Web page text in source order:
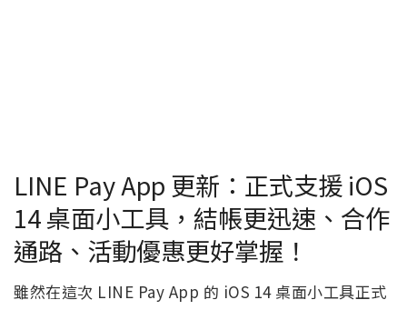
LINE Pay App 更新：正式支援 iOS
14 桌面小工具，結帳更迅速、合作
通路、活動優惠更好掌握！
雖然在這次 LINE Pay App 的 iOS 14 桌面小工具正式